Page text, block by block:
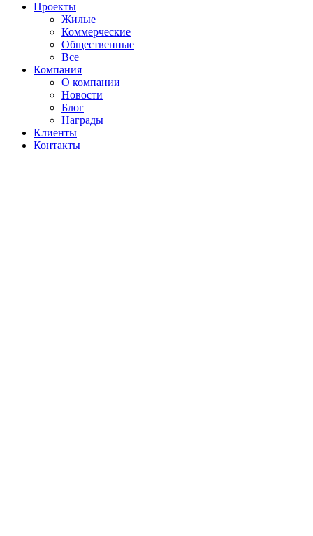
Проекты
Жилые
Коммерческие
Общественные
Все
Компания
О компании
Новости
Блог
Награды
Клиенты
Контакты